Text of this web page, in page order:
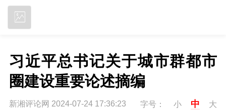
习近平总书记关于城市群都市
圈建设重要论述摘编
新湘评论网 2024-07-24 17:36:23 字号： 小 中 大